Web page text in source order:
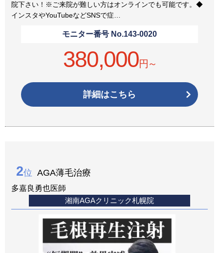
院下さい！※ご来院が難しい方はオンラインでも可能です。◆
インスタやYouTubeなどSNSで症…
モニター番号 No.143-0020
380,000円～
詳細はこちら
2位 AGA薄毛治療
多嘉良勇也医師
湘南AGAクリニック札幌院